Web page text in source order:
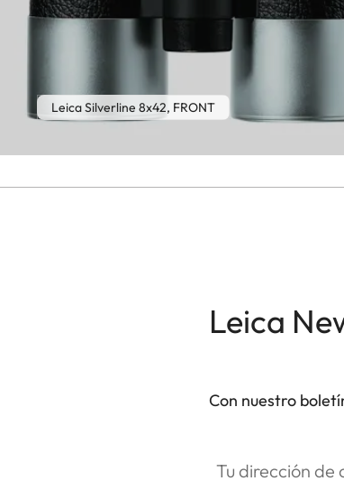
Leica Silverline 8x42, FRONT
Leica
Con nuestro